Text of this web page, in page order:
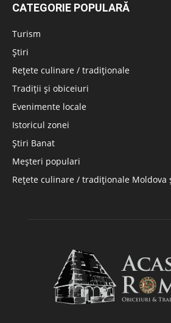
CATEGORIE POPULARĂ
Turism
Știri
Rețete culinare / tradiționale
Tradiții și obiceiuri
Evenimente locale
Istoricul zonei
Știri Banat
Meșteri populari
Rețete culinare / tradiționale Moldova